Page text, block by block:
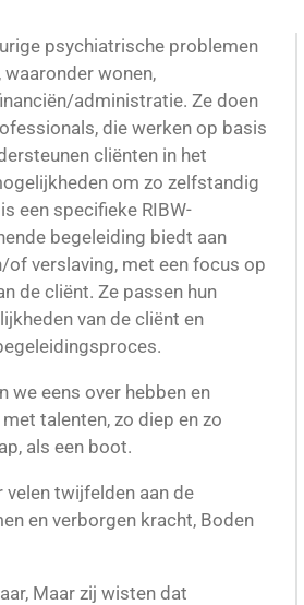
psychiatrische problemen
wonen,
administratie. Ze doen
die werken op basis
cliënten in het
om zo zelfstandig
een specifieke RIBW-
begeleiding biedt aan
verslaving, met een focus op
de cliënt. Ze passen hun
van de cliënt en
we eens over hebben en
talenten, zo diep en zo
als een boot.
twijfelden aan de
en verborgen kracht, Boden
Maar zij wisten dat